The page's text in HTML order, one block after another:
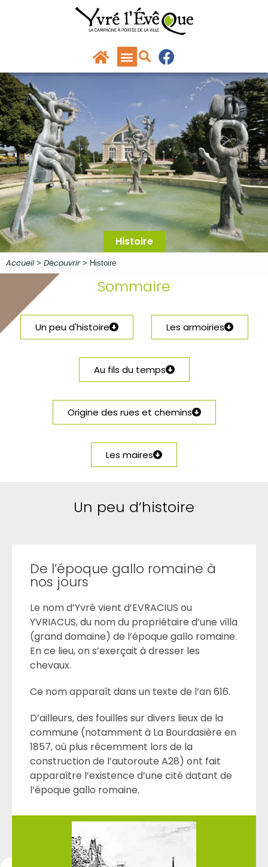
Panneau de gestion des cookies
Histoire
Accueil> Découvrir > Histoire
Sommaire
Un peu d'histoire Les armoiries
Au fils du temps
Origine des rues et chemins
Les maires
Un peu d’histoire
De l’époque gallo romaine à
nos jours
Le nom d’Yvré vient d’EVRACIUS ou
YVRIACUS, du nom du propriétaire d’une villa
(grand domaine) de l’époque gallo romaine.
En ce lieu, on s’exerçait à dresser les
chevaux.
Ce nom apparaît dans un texte de l’an 616.
D’ailleurs, des fouilles sur divers lieux de la
commune (notamment à La Bourdasière en
1857, où plus récemment lors de la
construction de l’autoroute A28) ont fait
apparaître l’existence d’une cité datant de
l’époque gallo romaine.